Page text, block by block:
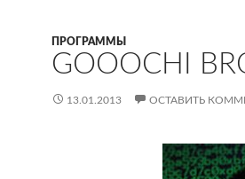
ПРОГРАММЫ
GOOOCHI
13.01.2013 ОСТАВИТЬ